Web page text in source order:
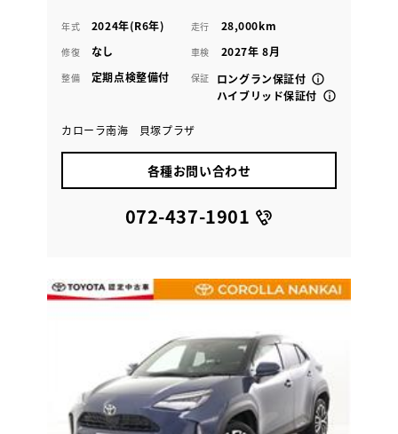
年式 2024年(R6年) 走行 28,000km
修復 なし 車検 2027年 8月
整備 定期点検整備付 保証
ロングラン保証付
ハイブリッド保証付
カローラ南海 貝塚プラザ
各種お問い合わせ
072-437-1901